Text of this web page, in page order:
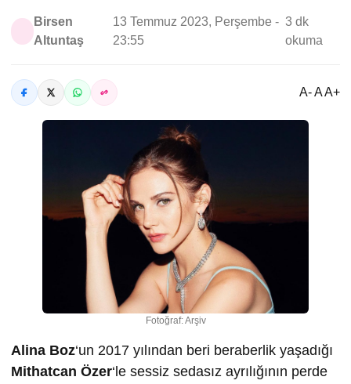
Birsen
Altuntaş
13 Temmuz 2023, Perşembe -
23:55
3 dk
okuma
A- A A+
Fotoğraf: Arşiv
Alina Boz‘un 2017 yılından beri beraberlik yaşadığı
Mithatcan Özer‘le sessiz sedasız ayrılığının perde